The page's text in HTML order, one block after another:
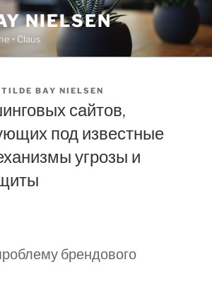
NIELSEN
• Claus
TILDE BAY NIELSEN
сайтов,
под известные
угрозы и
брендового